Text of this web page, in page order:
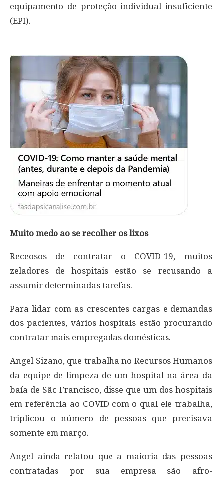
equipamento de proteção individual insuficiente
(EPI).
Muito medo ao se recolher os lixos
Receosos de contratar o COVID-19, muitos
zeladores de hospitais estão se recusando a
assumir determinadas tarefas.
Para lidar com as crescentes cargas e demandas
dos pacientes, vários hospitais estão procurando
contratar mais empregadas domésticas.
Angel Sizano, que trabalha no Recursos Humanos
da equipe de limpeza de um hospital na área da
baía de São Francisco, disse que um dos hospitais
em referência ao COVID com o qual ele trabalha,
triplicou o número de pessoas que precisava
somente em março.
Angel ainda relatou que a maioria das pessoas
contratadas por sua empresa são afro-